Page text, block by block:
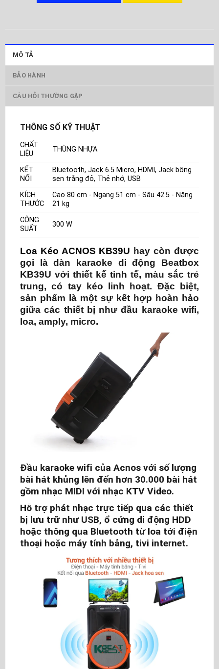
MÔ TẢ
BẢO HÀNH
CÂU HỎI THƯỜNG GẶP
THÔNG SỐ KỸ THUẬT
CHẤT
LIỆU
THÙNG NHỰA
KẾT
NỐI
Bluetooth, Jack 6.5 Micro, HDMI, Jack bông
sen trắng đỏ, Thẻ nhớ, USB
KÍCH
THƯỚC
Cao 80 cm - Ngang 51 cm - Sâu 42.5 - Nặng
21 kg
CÔNG
SUẤT
300 W
Loa Kéo ACNOS KB39U hay còn được
gọi là dàn karaoke di động Beatbox
KB39U với thiết kế tinh tế, màu sắc trẻ
trung, có tay kéo linh hoạt. Đặc biệt,
sản phẩm là một sự kết hợp hoàn hảo
giữa các thiết bị như đầu karaoke wifi,
loa, amply, micro.
Đầu karaoke wifi của Acnos với số lượng
bài hát khủng lên đến hơn 30.000 bài hát
gồm nhạc MIDI với nhạc KTV Video.
Hỗ trợ phát nhạc trực tiếp qua các thiết
bị lưu trữ như USB, ổ cứng di động HDD
hoặc thông qua Bluetooth từ loa tới điện
thoại hoặc máy tính bảng, tivi internet.